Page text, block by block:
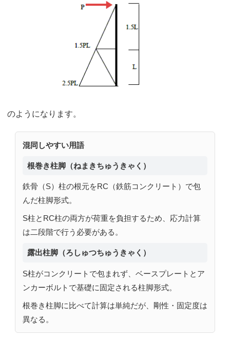
のようになります。
混同しやすい用語
根巻き柱脚（ねまきちゅうきゃく）
鉄骨（S）柱の根元をRC（鉄筋コンクリート）で包
んだ柱脚形式。
S柱とRC柱の両方が荷重を負担するため、応力計算
は二段階で行う必要がある。
露出柱脚（ろしゅつちゅうきゃく）
S柱がコンクリートで包まれず、ベースプレートとア
ンカーボルトで基礎に固定される柱脚形式。
根巻き柱脚に比べて計算は単純だが、剛性・固定度は
異なる。